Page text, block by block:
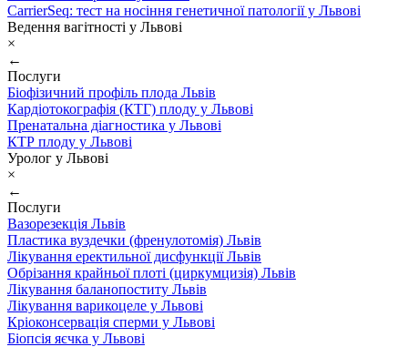
CarrierSeq: тест на носіння генетичної патології у Львові
Ведення вагітності у Львові
×
←
Послуги
Біофізичний профіль плода Львів
Кардіотокографія (КТГ) плоду у Львові
Пренатальна діагностика у Львові
КТР плоду у Львові
Уролог у Львові
×
←
Послуги
Вазорезекція Львів
Пластика вуздечки (френулотомія) Львів
Лікування еректильної дисфункції Львів
Обрізання крайньої плоті (циркумцизія) Львів
Лікування баланопоститу Львів
Лікування варикоцеле у Львові
Кріоконсервація сперми у Львові
Біопсія яєчка у Львові